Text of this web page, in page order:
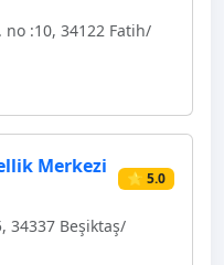
:10, 34122 Fatih/
Merkezi
⭐ 5.0
34337 Beşiktaş/